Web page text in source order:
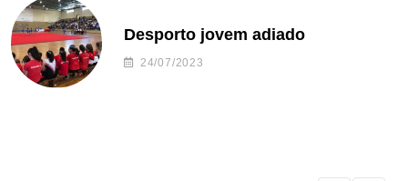
Desporto jovem adiado
24/07/2023